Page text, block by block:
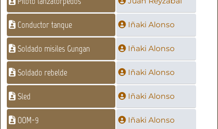
Conductor tanque Iñaki Alonso
Soldado misiles Gungan Iñaki Alonso
Soldado rebelde Iñaki Alonso
Sled Iñaki Alonso
OOM-9 Iñaki Alonso